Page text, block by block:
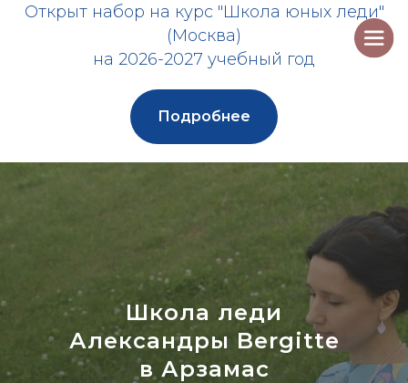
Открыт набор на курс "Школа юных леди"
(Москва)
на 2026-2027 учебный год
Подробнее
Школа леди
Александры Bergitte
в Арзамас